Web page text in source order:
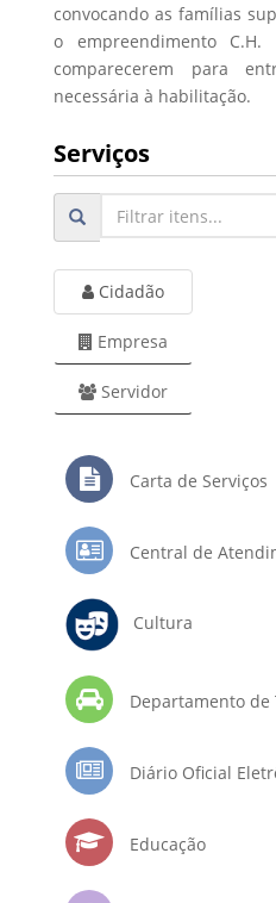
convocando as famílias
o empreendimento C.H.
comparecerem para
necessária à habilitação.
Serviços
Cidadão
Empresa
Servidor
Carta de Serviços
Central de
Cultura
Departamento de
Diário Oficial
Educação